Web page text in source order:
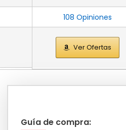
108 Opiniones
Ver Ofertas
Guía de compra: